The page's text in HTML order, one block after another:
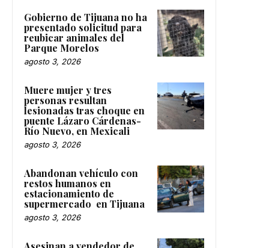
Gobierno de Tijuana no ha
presentado solicitud para
reubicar animales del
Parque Morelos
agosto 3, 2026
Muere mujer y tres
personas resultan
lesionadas tras choque en
puente Lázaro Cárdenas-
Río Nuevo, en Mexicali
agosto 3, 2026
Abandonan vehículo con
restos humanos en
estacionamiento de
supermercado en Tijuana
agosto 3, 2026